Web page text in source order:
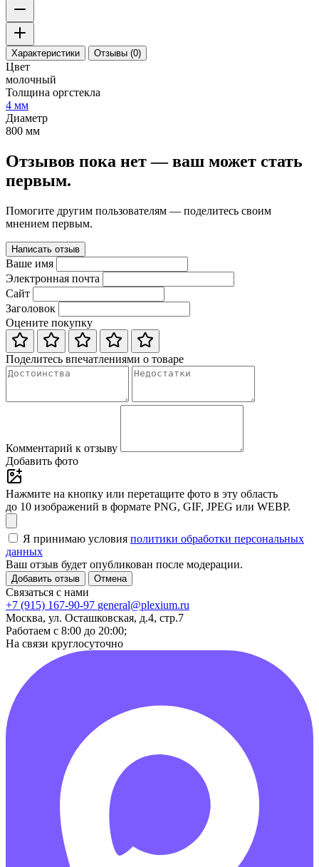
Характеристики Отзывы (0)
Цвет
молочный
Толщина оргстекла
4 мм
Диаметр
800 мм
Отзывов пока нет — ваш может стать
первым.
Помогите другим пользователям — поделитесь своим
мнением первым.
Написать отзыв
Ваше имя
Электронная почта
Сайт
Заголовок
Оцените покупку
Поделитесь впечатлениями о товаре
Комментарий к отзыву
Добавить фото
Нажмите на кнопку или перетащите фото в эту область
до 10 изображений в формате PNG, GIF, JPEG или WEBP.
Я принимаю условия политики обработки персональных
данных
Ваш отзыв будет опубликован после модерации.
Добавить отзыв Отмена
Связаться с нами
+7 (915) 167-90-97 general@plexium.ru
Москва, ул. Осташковская, д.4, стр.7
Работаем с 8:00 до 20:00;
На связи круглосуточно